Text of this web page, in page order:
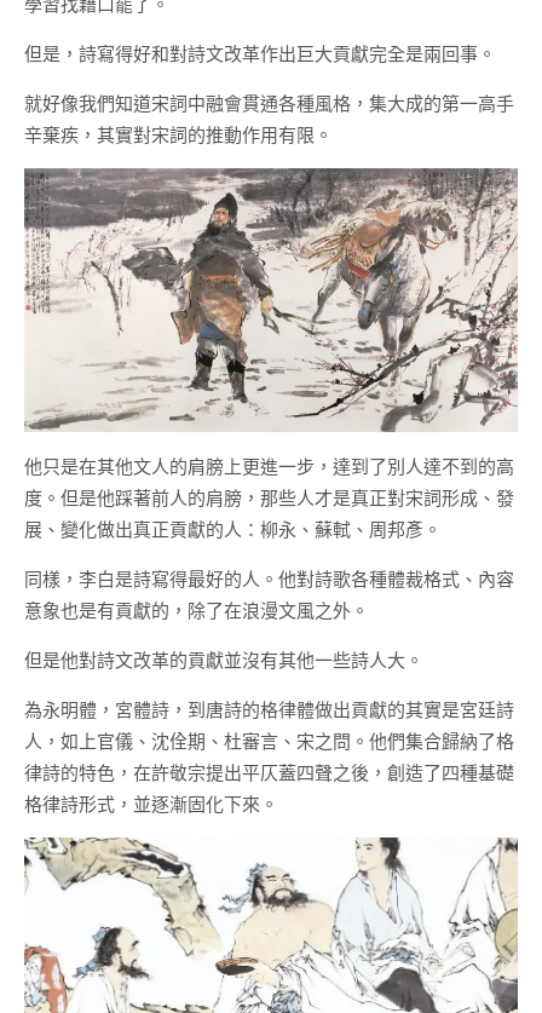
但是，詩寫得好和對詩文改革作出巨大貢獻完全是兩回事。
就好像我們知道宋詞中融會貫通各種風格，集大成的第一高手
辛棄疾，其實對宋詞的推動作用有限。
他只是在其他文人的肩膀上更進一步，達到了別人達不到的高
度。但是他踩著前人的肩膀，那些人才是真正對宋詞形成、發
展、變化做出真正貢獻的人：柳永、蘇軾、周邦彥。
同樣，李白是詩寫得最好的人。他對詩歌各種體裁格式、內容
意象也是有貢獻的，除了在浪漫文風之外。
但是他對詩文改革的貢獻並沒有其他一些詩人大。
為永明體，宮體詩，到唐詩的格律體做出貢獻的其實是宮廷詩
人，如上官儀、沈佺期、杜審言、宋之問。他們集合歸納了格
律詩的特色，在許敬宗提出平仄蓋四聲之後，創造了四種基礎
格律詩形式，並逐漸固化下來。